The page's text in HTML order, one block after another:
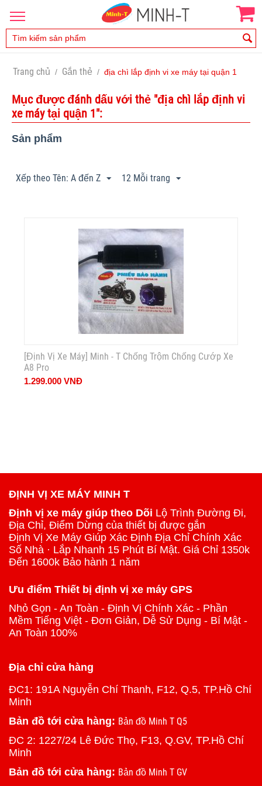
Trang chủ / Gắn thẻ / địa chì lắp định vi xe máy tại quận 1
Mục được đánh dấu với thẻ "địa chì lắp định vi
xe máy tại quận 1":
Sản phẩm
Xếp theo Tên: A đến Z 12 Mỗi trang
[Định Vị Xe Máy] Minh - T Chống Trộm Chống Cướp Xe
A8 Pro
1.299.000 VNĐ
ĐỊNH VỊ XE MÁY MINH T
Định vị xe máy giúp theo Dõi Lộ Trình Đường Đi,
Địa Chỉ, Điểm Dừng của thiết bị được gắn
Định Vị Xe Máy Giúp Xác Định Địa Chỉ Chính Xác
Số Nhà · Lắp Nhanh 15 Phút Bí Mật. Giá Chỉ 1350k
Đến 1600k Bảo hành 1 năm
Ưu điểm Thiết bị định vị xe máy GPS
Nhỏ Gọn - An Toàn - Định Vị Chính Xác - Phần
Mềm Tiếng Việt - Đơn Giản, Dễ Sử Dụng - Bí Mật -
An Toàn 100%
Địa chỉ cửa hàng
ĐC1: 191A Nguyễn Chí Thanh, F12, Q.5, TP.Hồ Chí
Minh
Bản đồ tới cửa hàng: Bản đồ Minh T Q5
ĐC 2: 1227/24 Lê Đức Thọ, F13, Q.GV, TP.Hồ Chí
Minh
Bản đồ tới cửa hàng: Bản đồ Minh T GV